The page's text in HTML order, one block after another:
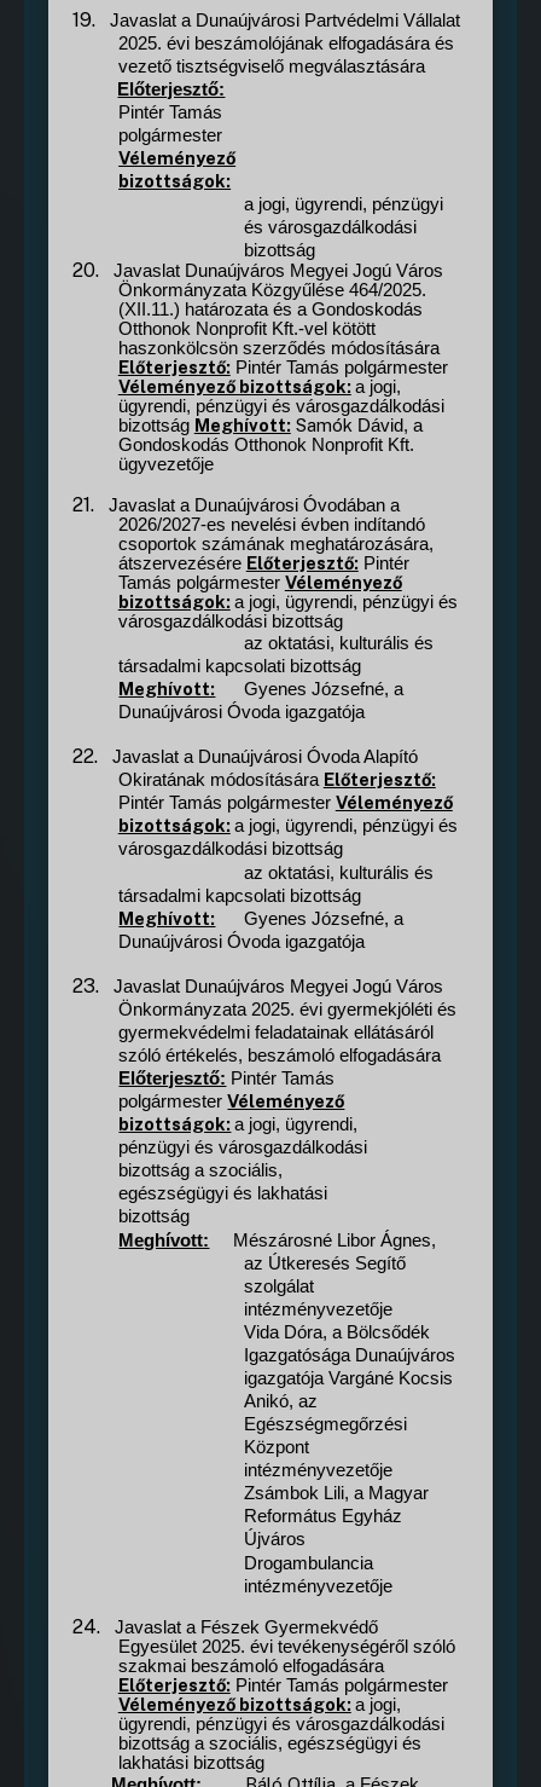
19.
Javaslat a Dunaújvárosi Partvédelmi Vállalat
2025. évi beszámolójának elfogadására és
vezető tisztségviselő megválasztására
Előterjesztő:
Pintér Tamás
polgármester
Véleményező
bizottságok:
a jogi, ügyrendi, pénzügyi
és városgazdálkodási
bizottság
20.
Javaslat Dunaújváros Megyei Jogú Város
Önkormányzata Közgyűlése 464/2025.
(XII.11.) határozata és a Gondoskodás
Otthonok Nonprofit Kft.-vel kötött
haszonkölcsön szerződés módosítására
Előterjesztő: Pintér Tamás polgármester
Véleményező bizottságok: a jogi,
ügyrendi, pénzügyi és városgazdálkodási
bizottság Meghívott: SamókDávid, a
Gondoskodás Otthonok Nonprofit Kft.
ügyvezetője
21.
Javaslat a Dunaújvárosi Óvodában a
2026/2027-es nevelési évben indítandó
csoportok számának meghatározására,
átszervezésére Előterjesztő: Pintér
Tamás polgármester Véleményező
bizottságok: a jogi, ügyrendi, pénzügyi és
városgazdálkodási bizottság
az oktatási, kulturális és
társadalmi kapcsolati bizottság
Meghívott:
Gyenes Józsefné, a
Dunaújvárosi Óvoda igazgatója
22.
Javaslat a Dunaújvárosi Óvoda Alapító
Okiratának módosítására Előterjesztő:
Pintér Tamás polgármester Véleményező
bizottságok: a jogi, ügyrendi, pénzügyi és
városgazdálkodási bizottság
az oktatási, kulturális és
társadalmi kapcsolati bizottság
Meghívott:
Gyenes Józsefné, a
Dunaújvárosi Óvoda igazgatója
23.
Javaslat Dunaújváros Megyei Jogú Város
Önkormányzata 2025. évi gyermekjóléti és
gyermekvédelmi feladatainak ellátásáról
szóló értékelés, beszámoló elfogadására
Előterjesztő: Pintér Tamás
polgármesterVéleményező
bizottságok: a jogi, ügyrendi,
pénzügyi és városgazdálkodási
bizottság a szociális,
egészségügyi és lakhatási
bizottság
Meghívott:
Mészárosné Libor Ágnes,
az Útkeresés Segítő
szolgálat
intézményvezetője
Vida Dóra, a Bölcsődék
Igazgatósága Dunaújváros
igazgatója Vargáné Kocsis
Anikó, az
Egészségmegőrzési
Központ
intézményvezetője
Zsámbok Lili, a Magyar
Református Egyház
Újváros
Drogambulancia
intézményvezetője
24.
Javaslat a Fészek Gyermekvédő
Egyesület 2025. évi tevékenységéről szóló
szakmai beszámoló elfogadására
Előterjesztő: Pintér Tamás polgármester
Véleményező bizottságok: a jogi,
ügyrendi, pénzügyi és városgazdálkodási
bizottság a szociális, egészségügyi és
lakhatási bizottság